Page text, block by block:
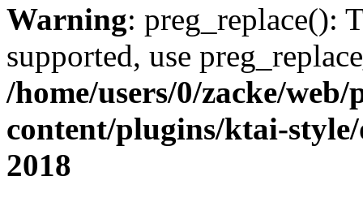
Warning: preg_replace():
supported, use
/home/users/0/zacke/
content/plugins/ktai-
2018